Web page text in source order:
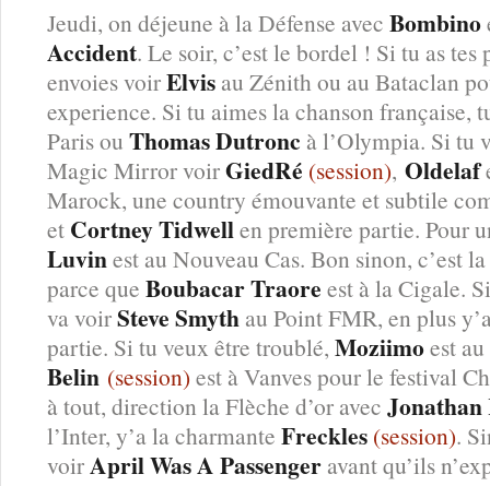
Jeudi, on déjeune à la Défense avec Bombino
Accident. Le soir, c’est le bordel ! Si tu as tes
envoies voirElvis au Zénith ou au Bataclan
experience. Si tu aimes la chanson française,
Paris ou Thomas Dutronc à l’Olympia. Si tu
Magic Mirror voirGiedRé (session), Oldelaf
Marock, une country émouvante et subtile
et Cortney Tidwellen première partie. Pour
Luvinest au Nouveau Cas. Bon sinon, c’est
parce que Boubacar Traore est à la Cigale.
va voirSteve Smyth au Point FMR, en plus
partie. Si tu veux être troublé, Moziimoest
Belin (session) est à Vanves pour le festival
à tout, direction la Flèche d’or avec
l’Inter, y’a la charmante Freckles (session).
voirApril Was A Passenger avant qu’ils